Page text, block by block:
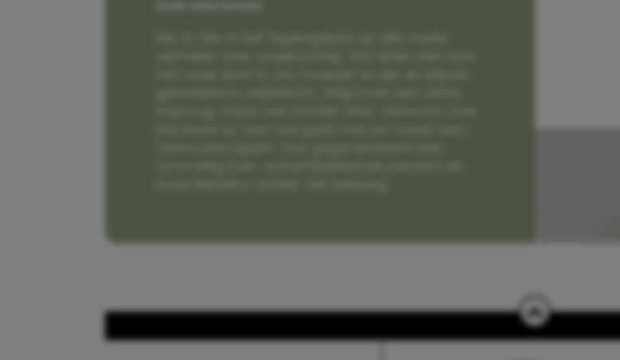
met een leven